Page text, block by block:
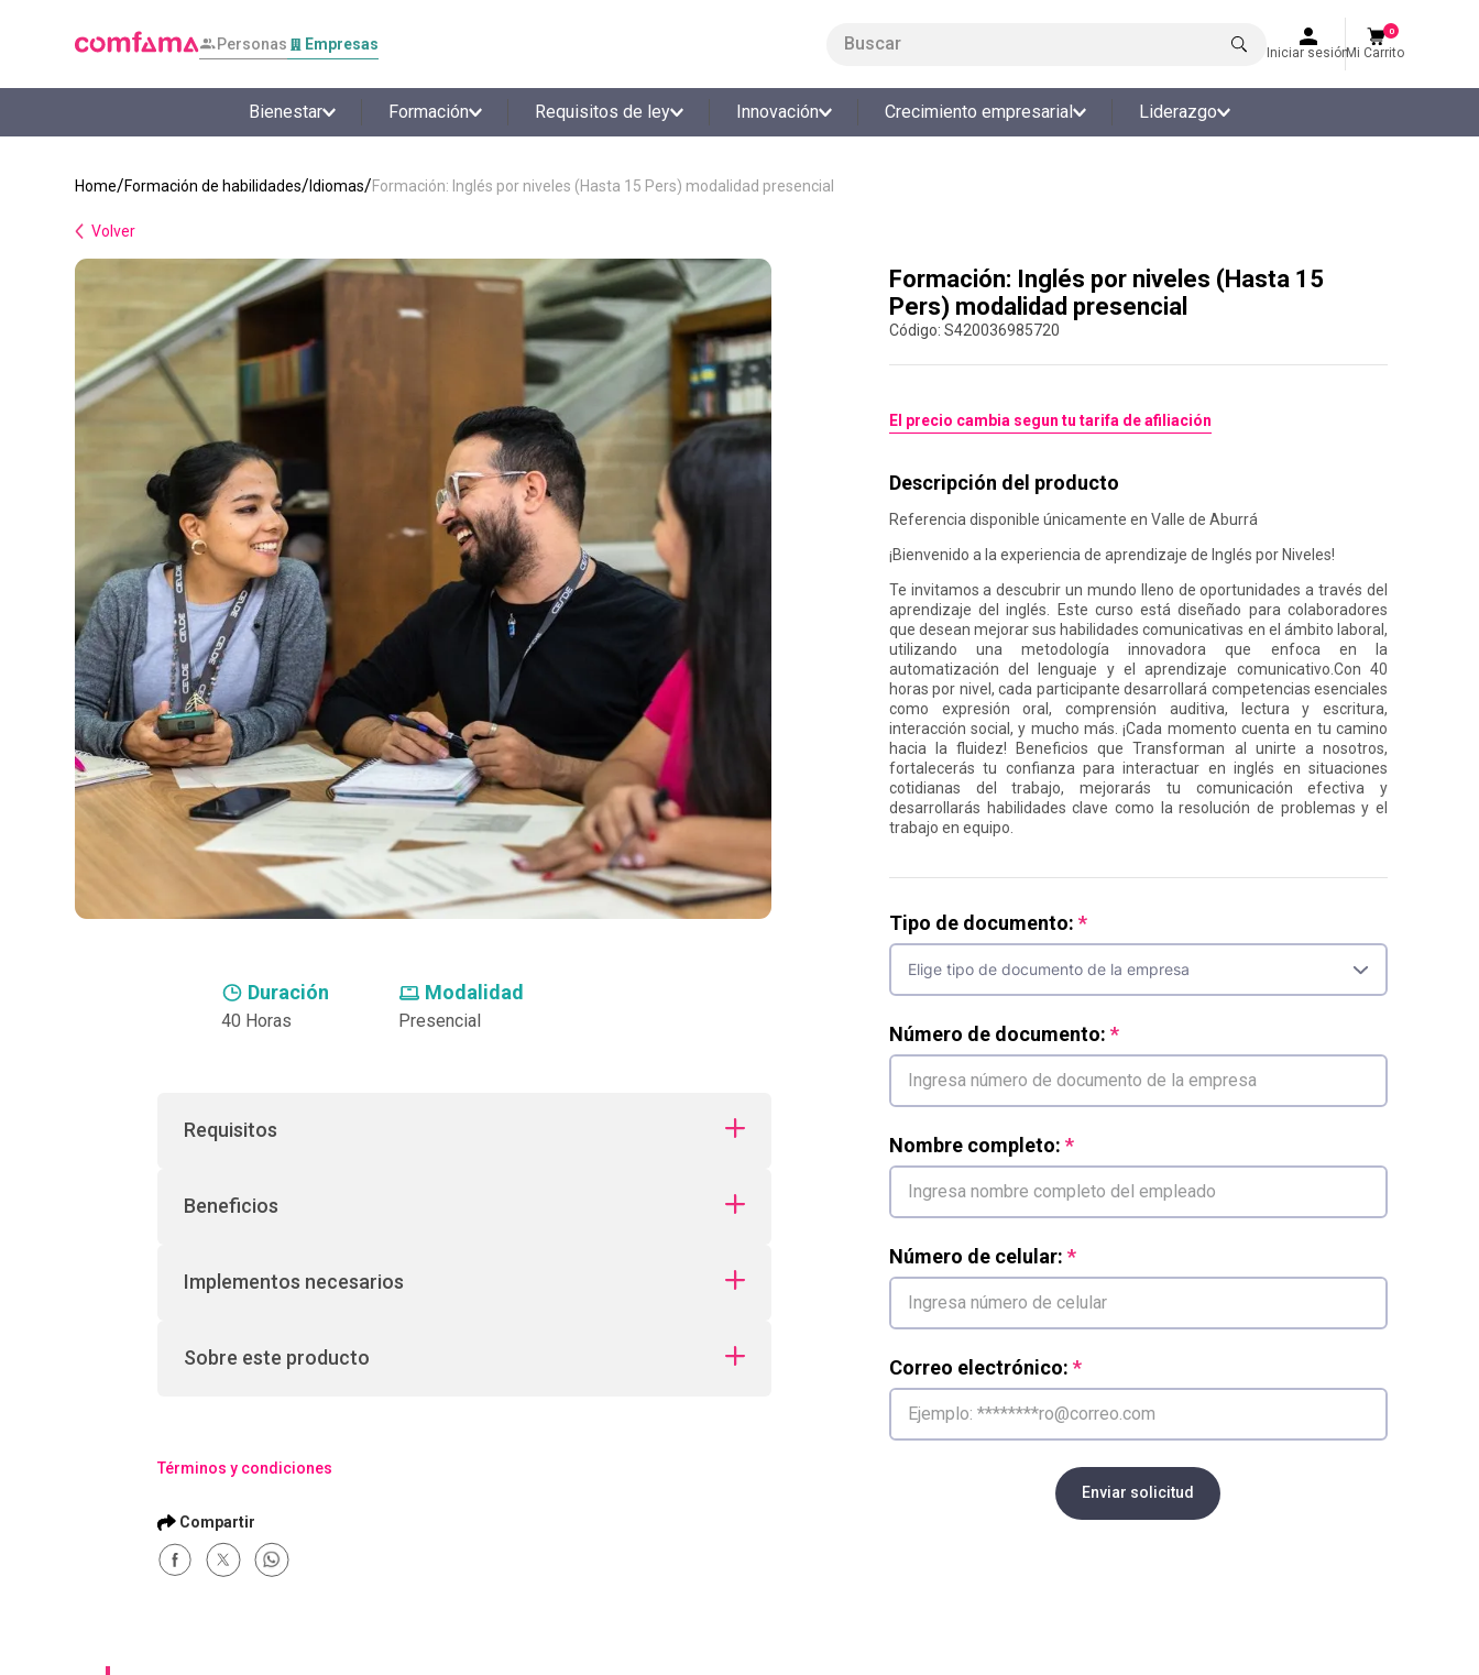
Personas Empresas Iniciar sesiónMi Carrito
0
Bienestar Formación Requisitos de ley Innovación Crecimiento empresarial Liderazgo
Formación de habilidades Idiomas Formación: Inglés por niveles (Hasta 15 Pers) modalidad presencial
Volver
Duración
40 Horas
Modalidad
Presencial
Requisitos
Beneficios
Implementos necesarios
Sobre este producto
Términos y condiciones
Formación: Inglés por niveles (Hasta 15
Pers) modalidad presencial
: S420036985720
El precio cambia segun tu tarifa de afiliación
Descripción del producto
Referencia disponible únicamente en Valle de Aburrá
¡Bienvenido a la experiencia de aprendizaje de Inglés por Niveles!
Te invitamos a descubrir un mundo lleno de oportunidades a través del
aprendizaje del inglés. Este curso está diseñado para colaboradores
que desean mejorar sus habilidades comunicativas en el ámbito laboral,
utilizando una metodología innovadora que enfoca en la
automatización del lenguaje y el aprendizaje comunicativo.Con 40
horas por nivel, cada participante desarrollará competencias esenciales
como expresión oral, comprensión auditiva, lectura y escritura,
interacción social, y mucho más. ¡Cada momento cuenta en tu camino
hacia la fluidez! Beneficios que Transforman al unirte a nosotros,
fortalecerás tu confianza para interactuar en inglés en situaciones
cotidianas del trabajo, mejorarás tu comunicación efectiva y
desarrollarás habilidades clave como la resolución de problemas y el
trabajo en equipo.
Tipo de documento:
Número de documento:
Nombre completo:
Número de celular:
Correo electrónico:
Enviar solicitud
LO MÁS BUSCADO
1.
smart fit
5.
cocina
6.
tiqueteras
refrigerio
8
torneo bolos
9.
talleres creativos
10. retiro laboral